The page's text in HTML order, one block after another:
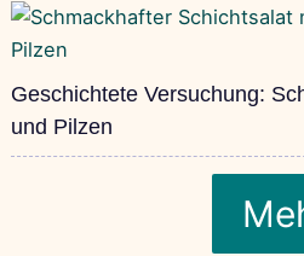
Geschichtete Versuchung:
und Pilzen